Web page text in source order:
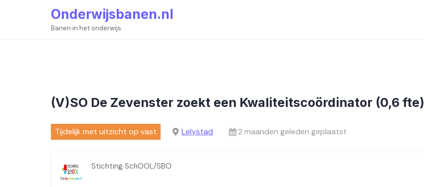
Onderwijsbanen.nl
Banen in het onderwijs
(V)SO De Zevenster zoekt een Kwaliteitscoördinator (0,6 fte)
Tijdelijk met uitzicht op vast Lelystad 2 maanden geleden geplaatst
Stichting SchOOL/SBO